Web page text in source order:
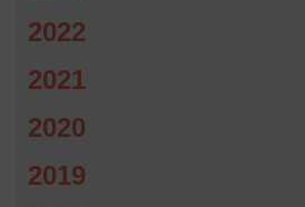
2022
2021
2020
2019